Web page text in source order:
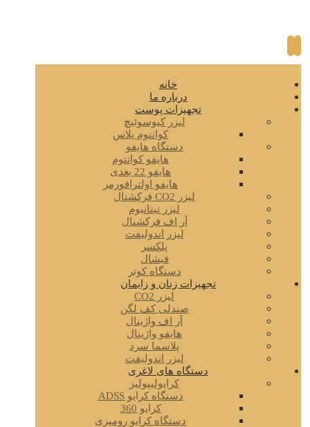
خانه
درباره ما
تجهیزات پوست
لیزر کیوسوئیچ
کوانتوم پلاس
دستگاه هایفو
هایفو کوانتوم
هایفو 22 بعدی
هایفو اولترافورمر
لیزر CO2 فرکشنال
لیزر تیتانیوم
آر اف فرکشنال
لیزر اندولیفت
پلکسر
فیشال
دستگاه کوتر
تجهیزات زنان و زایمان
لیزر CO2
صندلی کف لگن
آر اف واژینال
هایفو واژینال
پلاسما سرد
لیزر اندولیفت
دستگاه های لاغری
کرایولیپولیز
دستگاه کرایو ADSS
کرایو 360
دستگاه کرایو رومیزی